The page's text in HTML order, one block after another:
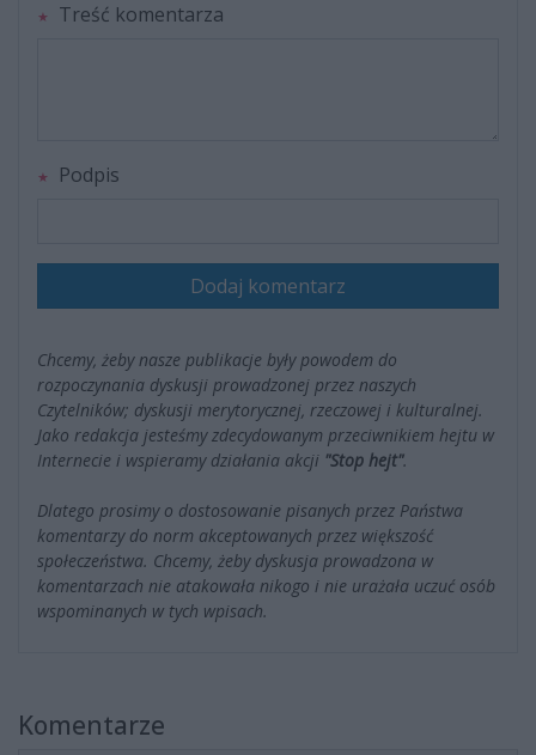
Treść komentarza
Podpis
Dodaj komentarz
Chcemy, żeby nasze publikacje były powodem do
rozpoczynania dyskusji prowadzonej przez naszych
Czytelników; dyskusji merytorycznej, rzeczowej i kulturalnej.
Jako redakcja jesteśmy zdecydowanym przeciwnikiem hejtu w
Internecie i wspieramy działania akcji "Stop hejt".
Dlatego prosimy o dostosowanie pisanych przez Państwa
komentarzy do norm akceptowanych przez większość
społeczeństwa. Chcemy, żeby dyskusja prowadzona w
komentarzach nie atakowała nikogo i nie urażała uczuć osób
wspominanych w tych wpisach.
Komentarze